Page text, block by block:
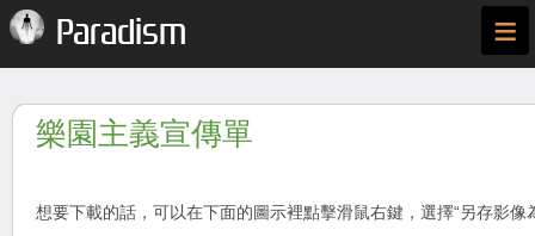
Paradism ≡
樂園主義宣傳單
想要下載的話，可以在下面的圖示裡點擊滑鼠右鍵，選擇“另存影像